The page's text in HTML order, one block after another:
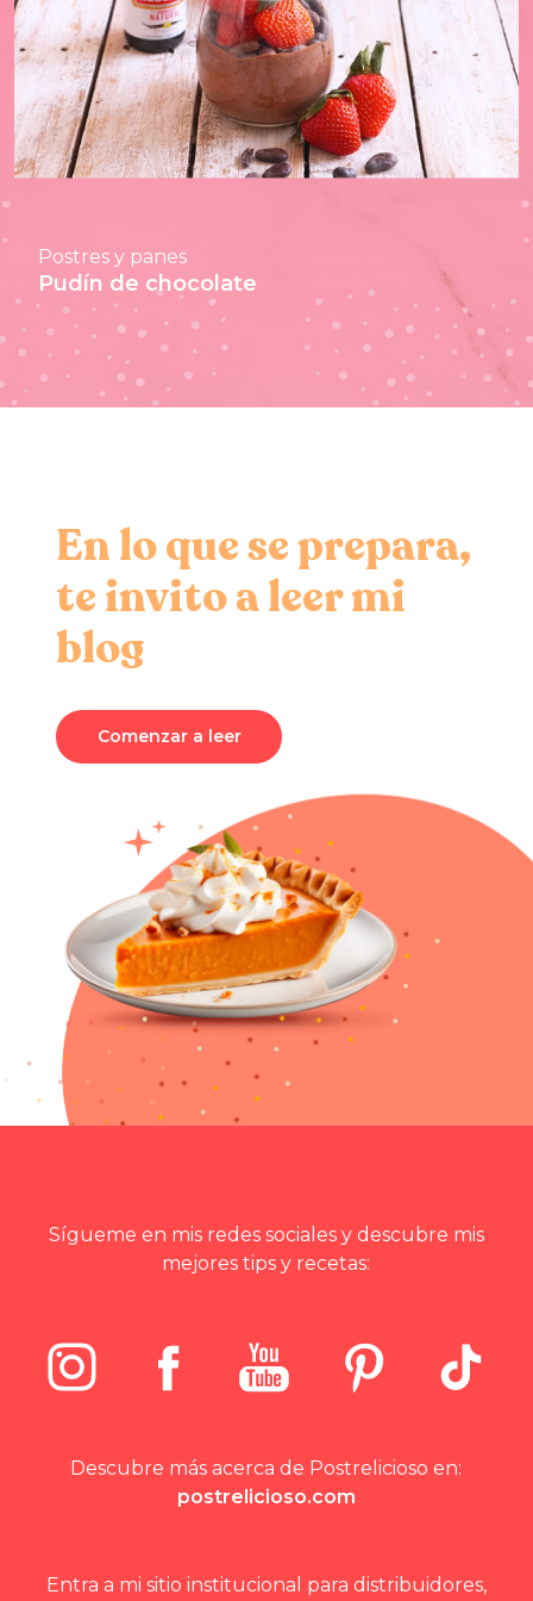
Postres y panes
Pudín de chocolate
En lo que se prepara,
te invito a leer mi
blog
Comenzar a leer
Sígueme en mis redes sociales y descubre mis
mejores tips y recetas:
Descubre más acerca de Postrelicioso en:
postrelicioso.com
Entra a mi sitio institucional para distribuidores,